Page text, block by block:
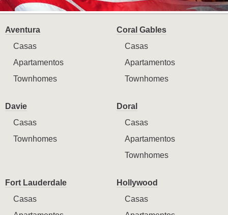
Aventura
Casas
Apartamentos
Townhomes
Coral Gables
Casas
Apartamentos
Townhomes
Davie
Casas
Townhomes
Doral
Casas
Apartamentos
Townhomes
Fort Lauderdale
Casas
Hollywood
Casas